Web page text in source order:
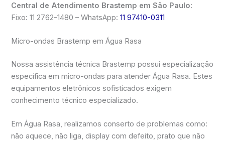
Central de Atendimento Brastemp em São Paulo:
Fixo: 11 2762-1480 – WhatsApp:11 97410-0311
Micro-ondas Brastemp em Água Rasa
Nossa assistência técnica Brastemp possui especialização
específica em micro-ondas para atender Água Rasa. Estes
equipamentos eletrônicos sofisticados exigem
conhecimento técnico especializado.
Em Água Rasa, realizamos conserto de problemas como:
não aquece, não liga, display com defeito, prato que não